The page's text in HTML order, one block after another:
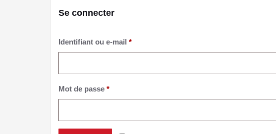
Se connecter
Identifiant ou e-mail *Obligatoire
Mot de passe *Obligatoire